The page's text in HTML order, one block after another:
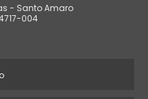
- Santo Amaro
004